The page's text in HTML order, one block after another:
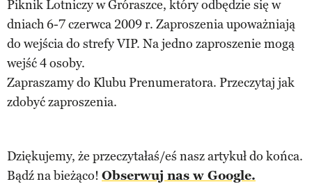
Piknik Lotniczy w Gróraszce, który odbędzie się w
dniach 6-7 czerwca 2009 r. Zaproszenia upoważniają
do wejścia do strefy VIP. Na jedno zaproszenie mogą
wejść 4 osoby.
Zapraszamy do Klubu Prenumeratora. Przeczytaj jak
zdobyć zaproszenia.
Dziękujemy, że przeczytałaś/eś nasz artykuł do końca.
Bądź na bieżąco! Obserwuj nas w Google.